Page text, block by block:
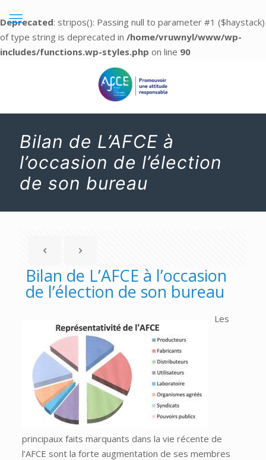
Deprecated: stripos(): Passing null to parameter #1 ($haystack)
of type string is deprecated in /home/vruwnyl/www/wp-
includes/functions.wp-styles.php on line 90
Bilan de L’AFCE à
l’occasion de l’élection
de son bureau
Bilan de L’AFCE à l’occasion
de l’élection de son bureau
Les
principaux faits marquants dans la vie récente de
l’AFCE sont la forte augmentation de ses membres